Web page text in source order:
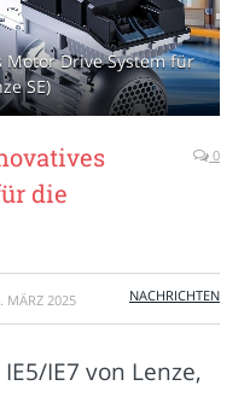
Drive System für
SE)
die
0
MÄRZ 2025 NACHRICHTEN
IE7 von Lenze,